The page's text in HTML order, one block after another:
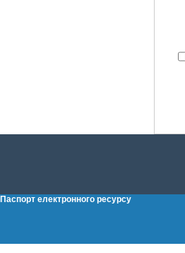
Паспорт електронного ресурсу